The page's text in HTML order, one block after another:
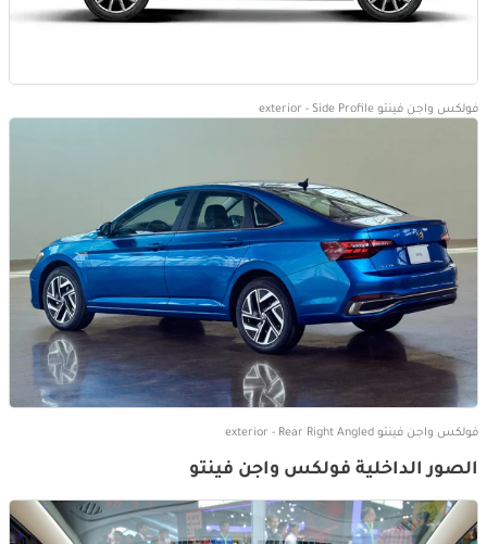
فولكس واجن فينتو exterior - Side Profile
فولكس واجن فينتو exterior - Rear Right Angled
الصور الداخلية فولكس واجن فينتو